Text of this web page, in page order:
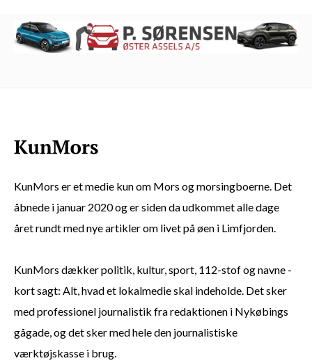
KunMors er et medie kun om Mors og morsingboerne. Det
åbnede i januar 2020 og er siden da udkommet alle dage
året rundt med nye artikler om livet på øen i Limfjorden.
KunMors dækker politik, kultur, sport, 112-stof og navne -
kort sagt: Alt, hvad et lokalmedie skal indeholde. Det sker
med professionel journalistik fra redaktionen i Nykøbings
gågade, og det sker med hele den journalistiske
værktøjskasse i brug.